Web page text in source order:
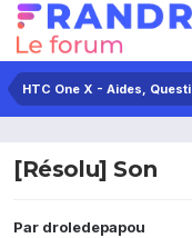
HTC One X - Aides,
[Résolu] Son
Par droledepapou